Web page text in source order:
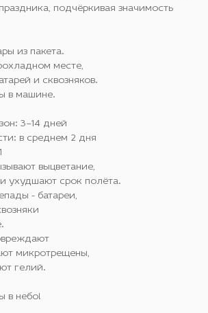
подчёркивая значимость
из пакета.
месте,
и сквозняков.
в машине.
3–14 дней
в среднем 2 дня
выцветание,
ухудшают срок полёта.
- батареи,
микротрещены,
гелий.
в небо!